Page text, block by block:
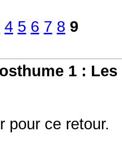
4 5 6 7 8 9
1 :
pour ce retour.